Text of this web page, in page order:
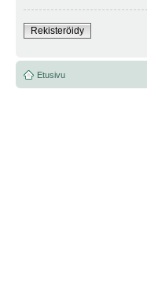
Rekisteröidy
Etusivu